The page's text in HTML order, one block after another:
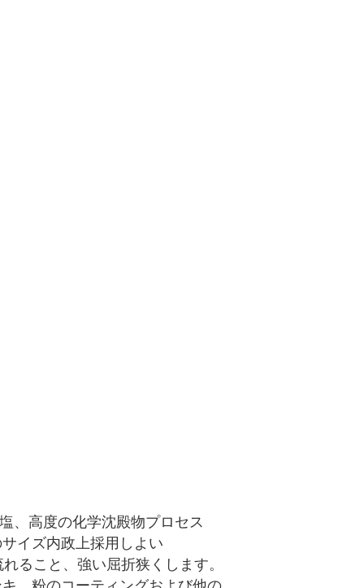
、高度の化学沈殿物プロセス
イズ内政上採用しよい
ること、強い屈折狭くします。